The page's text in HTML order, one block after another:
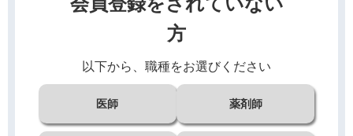
方
以下から、職種をお選びください
医師 薬剤師